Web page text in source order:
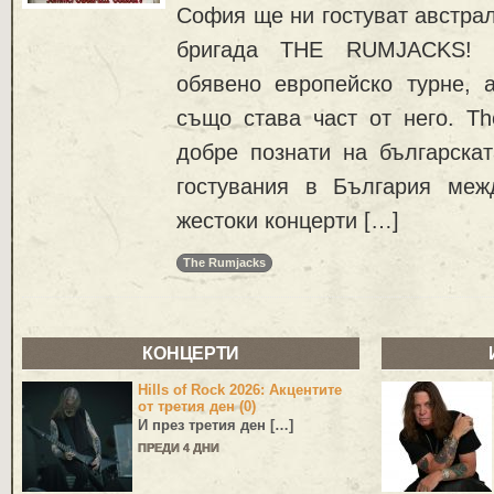
София ще ни гостуват
бригада THE
обявено европейско турне,
също става част от него.
добре познати на
гостувания в България
жестоки концерти […]
The Rumjacks
КОНЦЕРТИ
Hills of Rock 2026: Акцентите
от третия ден (0)
И през третия ден […]
ПРЕДИ 4 ДНИ